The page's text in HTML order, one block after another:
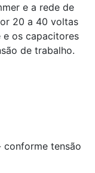
e a rede de
20 a 40 voltas
os capacitores
de trabalho.
tensão